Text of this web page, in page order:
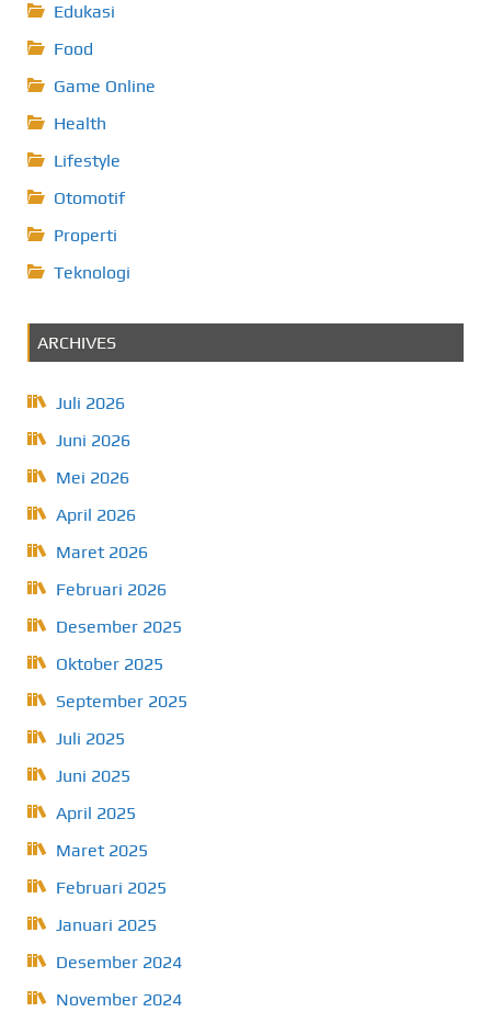
Edukasi
Food
Game Online
Health
Lifestyle
Otomotif
Properti
Teknologi
ARCHIVES
Juli 2026
Juni 2026
Mei 2026
April 2026
Maret 2026
Februari 2026
Desember 2025
Oktober 2025
September 2025
Juli 2025
Juni 2025
April 2025
Maret 2025
Februari 2025
Januari 2025
Desember 2024
November 2024